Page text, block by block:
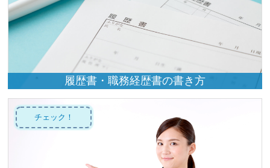
履歴書・職務経歴書の書き方
チェック！